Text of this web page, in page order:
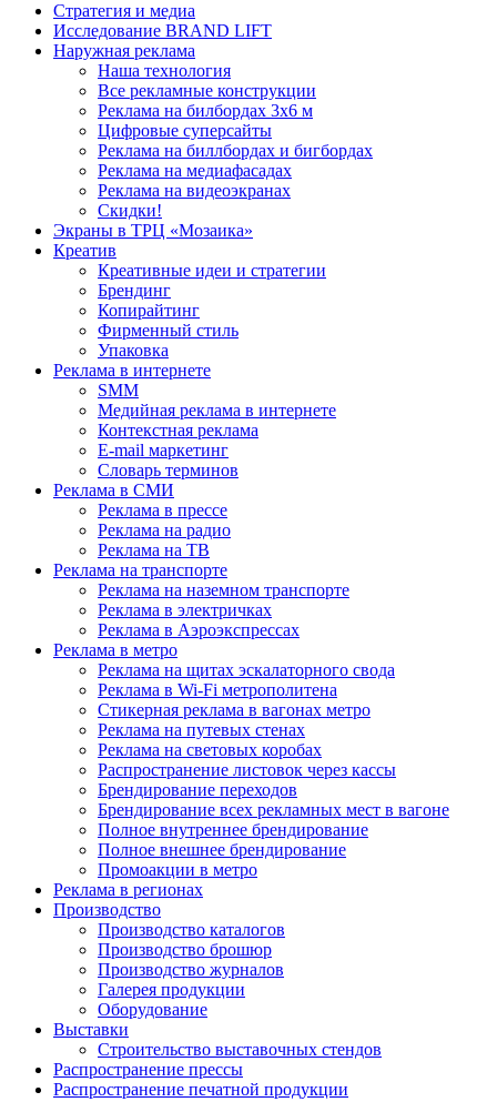
Стратегия и медиа
Исследование BRAND LIFT
Наружная реклама
Наша технология
Все рекламные конструкции
Реклама на билбордах 3х6 м
Цифровые суперсайты
Реклама на биллбордах и бигбордах
Реклама на медиафасадах
Реклама на видеоэкранах
Скидки!
Экраны в ТРЦ «Мозаика»
Креатив
Креативные идеи и стратегии
Брендинг
Копирайтинг
Фирменный стиль
Упаковка
Реклама в интернете
SMM
Медийная реклама в интернете
Контекстная реклама
E-mail маркетинг
Словарь терминов
Реклама в СМИ
Реклама в прессе
Реклама на радио
Реклама на ТВ
Реклама на транспорте
Реклама на наземном транспорте
Реклама в электричках
Реклама в Аэроэкспрессах
Реклама в метро
Реклама на щитах эскалаторного свода
Реклама в Wi-Fi метрополитена
Стикерная реклама в вагонах метро
Реклама на путевых стенах
Реклама на световых коробах
Распространение листовок через кассы
Брендирование переходов
Брендирование всех рекламных мест в вагоне
Полное внутреннее брендирование
Полное внешнее брендирование
Промоакции в метро
Реклама в регионах
Производство
Производство каталогов
Производство брошюр
Производство журналов
Галерея продукции
Оборудование
Выставки
Строительство выставочных стендов
Распространение прессы
Распространение печатной продукции